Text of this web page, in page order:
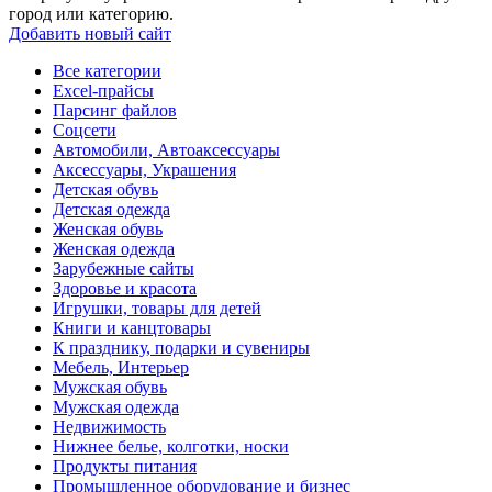
город или категорию.
Добавить новый сайт
Все категории
Excel-прайсы
Парсинг файлов
Соцсети
Автомобили, Автоаксессуары
Аксессуары, Украшения
Детская обувь
Детская одежда
Женская обувь
Женская одежда
Зарубежные сайты
Здоровье и красота
Игрушки, товары для детей
Книги и канцтовары
К празднику, подарки и сувениры
Мебель, Интерьер
Мужская обувь
Мужская одежда
Недвижимость
Нижнее белье, колготки, носки
Продукты питания
Промышленное оборудование и бизнес